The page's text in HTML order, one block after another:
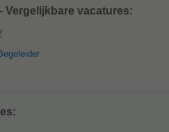
Vergelijkbare vacatures: